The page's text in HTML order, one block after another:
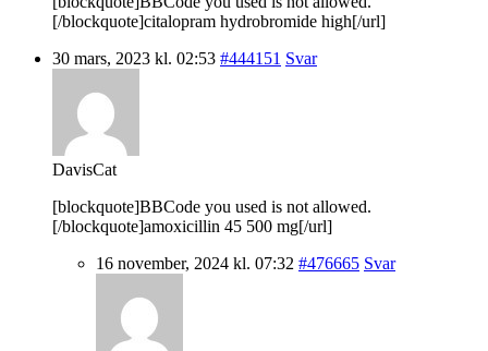
[/blockquote]citalopram hydrobromide high[/url]
30 mars, 2023 kl. 02:53 #444151 Svar
DavisCat
[blockquote]BBCode you used is not allowed.
[/blockquote]amoxicillin 45 500 mg[/url]
16 november, 2024 kl. 07:32 #476665 Svar